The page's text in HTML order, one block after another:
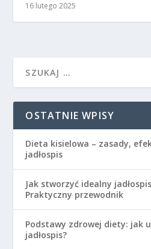
16 lutego 2025
OSTATNIE WPISY
Dieta kisielowa – zasady,
jadłospis
Jak stworzyć idealny
Praktyczny przewodnik
Podstawy zdrowej diety: jak
jadłospis?